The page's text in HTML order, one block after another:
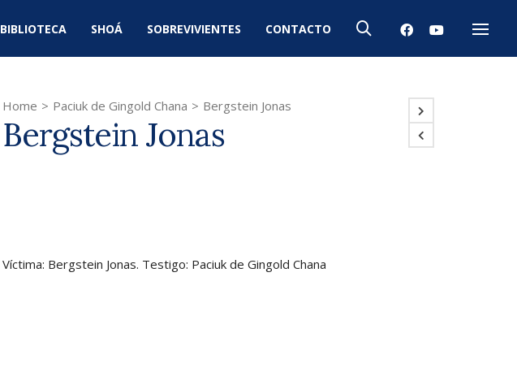
BIBLIOTECA SHOÁ SOBREVIVIENTES CONTACTO
Menú
Home > Paciuk de Gingold Chana > Bergstein Jonas
Bergstein Jonas
Víctima: Bergstein Jonas. Testigo: Paciuk de Gingold Chana